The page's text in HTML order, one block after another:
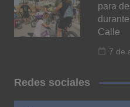
para
Calle
7 de
Redes sociales